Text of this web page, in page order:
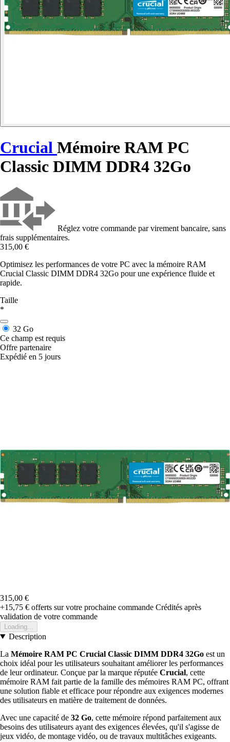
Crucial Mémoire RAM PC
Classic DIMM DDR4 32Go
Réglez votre commande par virement bancaire, sans
frais supplémentaires.
315,00 €
Optimisez les performances de votre PC avec la mémoire RAM
Crucial Classic DIMM DDR4 32Go pour une expérience fluide et
rapide.
Taille
*
32 Go
Ce champ est requis
Offre partenaire
Expédié en 5 jours
315,00 €
+15,75 € offerts sur votre prochaine commande Crédités après
validation de votre commande
Loading...
Description
La Mémoire RAM PC Crucial Classic DIMM DDR4 32Go est un
choix idéal pour les utilisateurs souhaitant améliorer les performances
de leur ordinateur. Conçue par la marque réputée Crucial, cette
mémoire RAM fait partie de la famille des mémoires RAM PC, offrant
une solution fiable et efficace pour répondre aux exigences modernes
des utilisateurs en matière de traitement de données.
Avec une capacité de 32 Go, cette mémoire répond parfaitement aux
besoins des utilisateurs ayant des exigences élevées, qu'il s'agisse de
jeux vidéo, de montage vidéo, ou de travaux multitâches exigeants.